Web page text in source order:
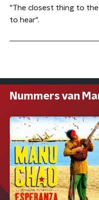
"The closest thing to the
to hear".
Nummers van